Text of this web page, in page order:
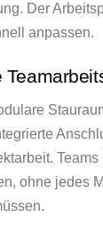
Der
anpassen.
ohne jedes